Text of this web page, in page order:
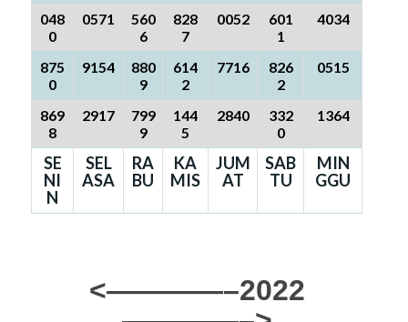
048
0
0571
560
6
828
7
0052
601
1
4034
875
0
9154
880
9
614
2
7716
826
2
0515
869
8
2917
799
9
144
5
2840
332
0
1364
SE
NI
N
SEL
ASA
RA
BU
KA
MIS
JUM
AT
SAB
TU
MIN
GGU
<————–2022